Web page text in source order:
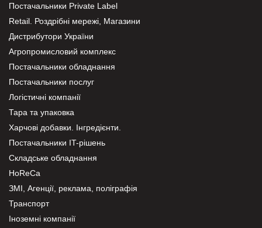
Постачальники Private Label
Retail. Роздрібні мережі, Магазини
Дистрибутори України
Агропромисловий комплекс
Постачальники обладнання
Постачальники послуг
Логістичні компанії
Тара та упаковка
Харчові добавки. Інгредієнти.
Постачальники IT-рішень
Складське обладнання
HoReCa
ЗМІ, Агенції, реклама, поліграфія
Транспорт
Іноземні компанії